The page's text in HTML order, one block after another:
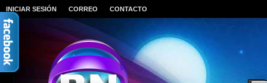
INICIAR SESIÓN CORREO CONTACTO